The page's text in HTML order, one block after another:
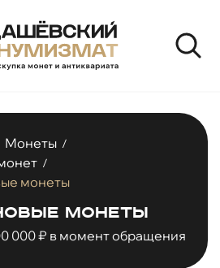
Монеты /
/
монеты
монеты
000 ₽ в момент обращения